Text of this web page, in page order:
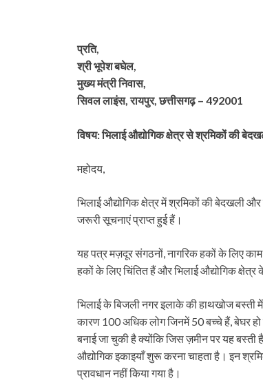
प्रति,
श्री भूपेश बघेल,
मुख्य मंत्री निवास,
सिवल लाइंस, रायपुर, छत्तीसगढ़ – 492001
विषय: भिलाई औद्योगिक क्षेत्र से श्रमिकों की
महोदय,
भिलाई औद्योगिक क्षेत्र में श्रमिकों की
जरूरी सूचनाएं प्राप्त हुई हैं।
यह पत्र मज़दूर संगठनों, नागरिक हकों के लिए
हकों के लिए चिंतित हैं और भिलाई औद्योगिक
भिलाई के बिजली नगर इलाके की हाथखोज
कारण 100 अधिक लोग जिनमें 50 बच्चे हैं, बेघर
बनाई जा चुकी है क्योंकि जिस ज़मीन पर यह बस्ती
औद्योगिक इकाइयाँ शुरू करना चाहता है। इन
प्रावधान नहीं किया गया है।